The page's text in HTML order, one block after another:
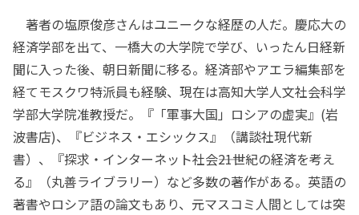
著者の塩原俊彦さんはユニークな経歴の人だ。慶応大の
経済学部を出て、一橋大の大学院で学び、いったん日経新
聞に入った後、朝日新聞に移る。経済部やアエラ編集部を
経てモスクワ特派員も経験、現在は高知大学人文社会科学
学部大学院准教授だ。『「軍事大国」ロシアの虚実』(岩
波書店)、『ビジネス・エシックス』（講談社現代新
書）、『探求・インターネット社会――21世紀の経済を考え
る』（丸善ライブラリー）など多数の著作がある。英語の
著書やロシア語の論文もあり、元マスコミ人間としては突